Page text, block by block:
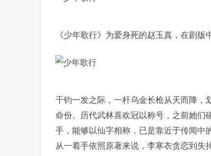
《少年歌行》为爱身死的赵玉真，在剧版
千钧一发之际，一杆乌金长枪从天而降，
命份。历代武林喜欢冠以称号，之前她们
手，能够以仙字相称，已是靠近于传闻中
从一着手依照原著来说，李寒衣贪恋到